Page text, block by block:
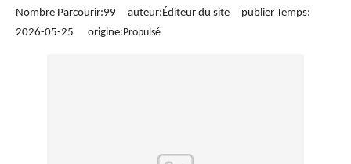
Nombre Parcourir:99 auteur:Éditeur du site publier Temps:
2026-05-25 origine:Propulsé